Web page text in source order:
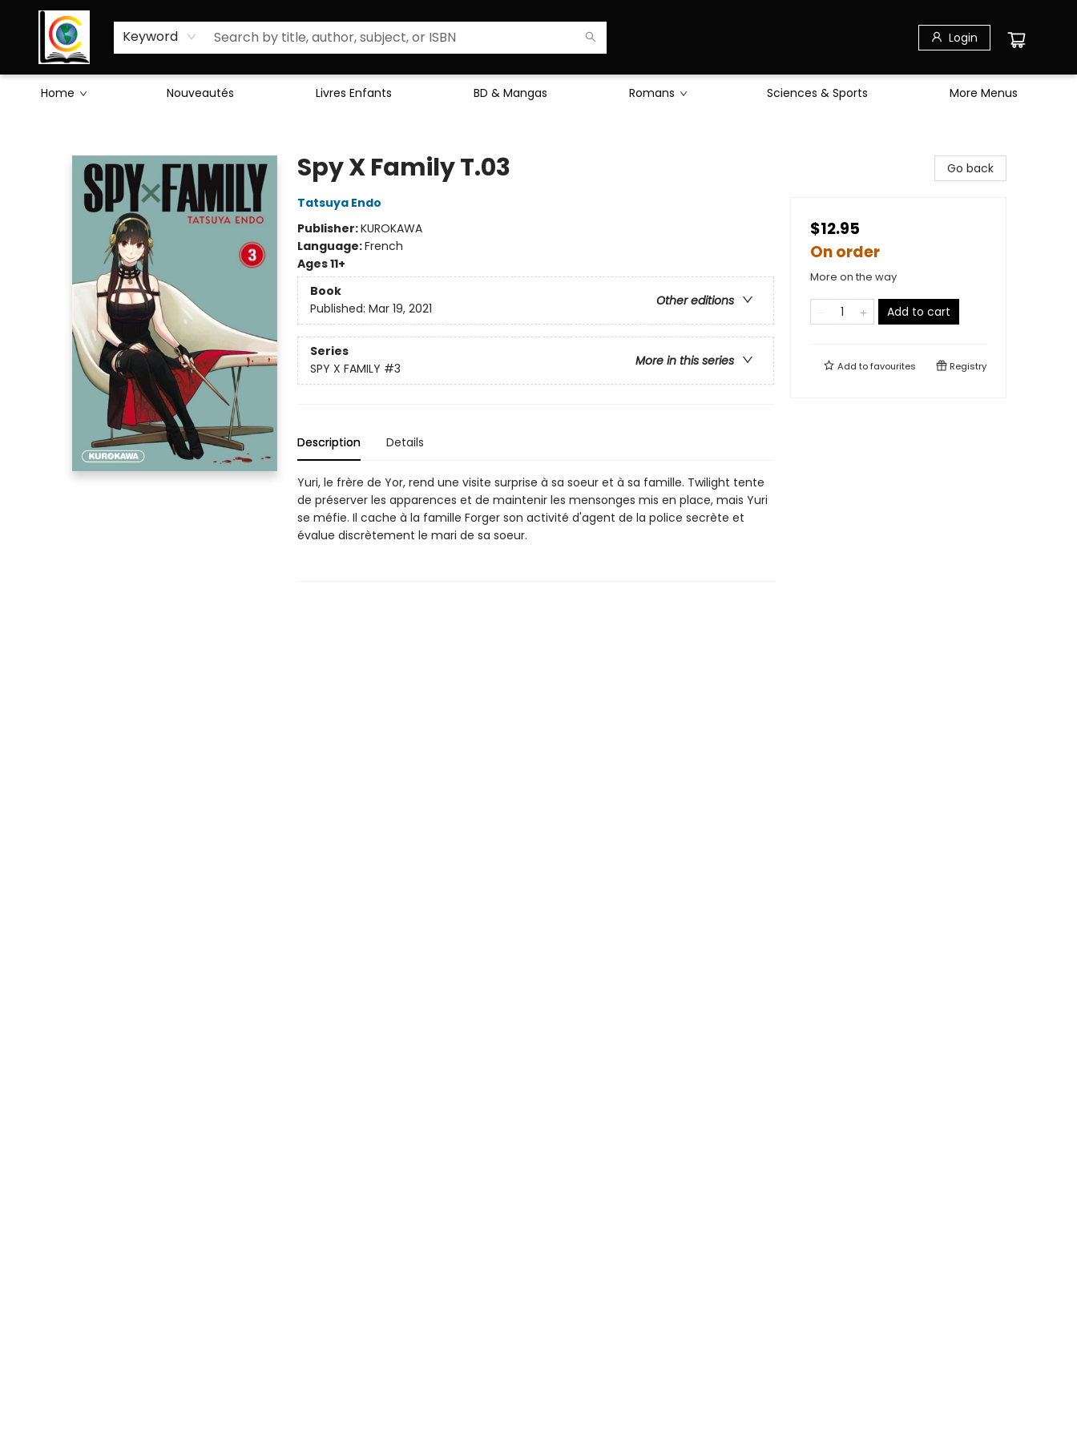
Keyword Login
Home Nouveautés Livres Enfants BD & Mangas Romans Sciences & Sports
Sciences Humaines
Activités & Jeux
Enseignants
Littérature
À Propos de Nous
More Menus
Spy X Family T.03
Tatsuya Endo
Publisher:KUROKAWA
Language:French
Ages 11+
Book
Other editions
Published: Mar 19, 2021
Series
More in this series
SPY X FAMILY #3
Description Details
Yuri, le frère de Yor, rend une visite surprise à sa soeur et à sa famille. Twilight tente
de préserver les apparences et de maintenir les mensonges mis en place, mais Yuri
se méfie. Il cache à la famille Forger son activité d'agent de la police secrète et
évalue discrètement le mari de sa soeur.
Go back
$12.95
On order
More on the way
Add to cart
Add tofavourites Registry